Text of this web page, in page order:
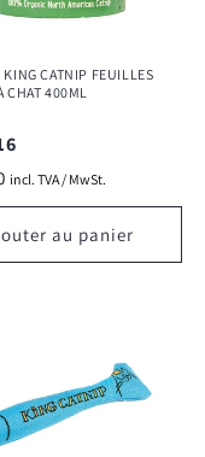
KING CATNIP FEUILLES
CHAT 400ML
:
incl. TVA / MwSt.
au panier